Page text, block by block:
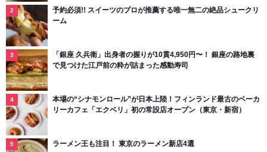
予約必須!! スイーツのプロが推薦する唯一無二の絶品シュークリ
ーム
「銀座 久兵衛」出身者の握りが10貫4,950円〜！ 銀座の路地裏
で見つけた江戸前の粋が詰まった感動寿司
本場の“シナモンロール”が日本上陸！フィンランド最古のベーカ
リーカフェ「エクベリ」初の常設店オープン（東京・新宿）
ラーメン王も注目！ 東京のラーメン新店4選